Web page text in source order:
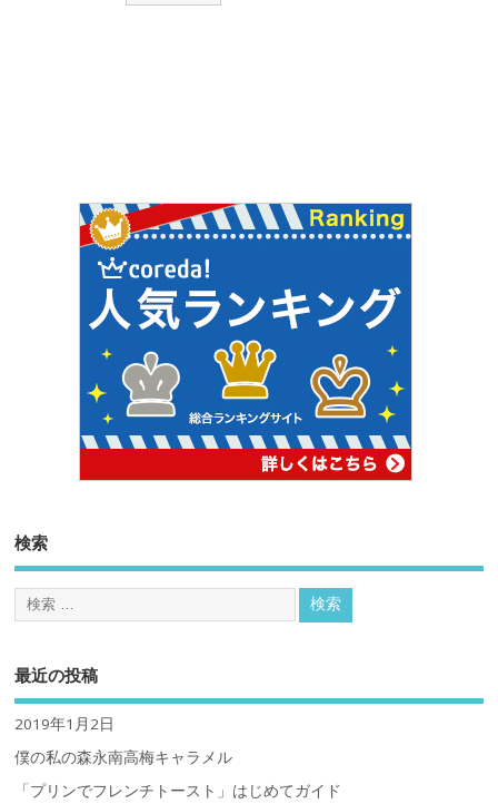
検索
最近の投稿
2019年1月2日
僕の私の森永南高梅キャラメル
「プリンでフレンチトースト」はじめてガイド